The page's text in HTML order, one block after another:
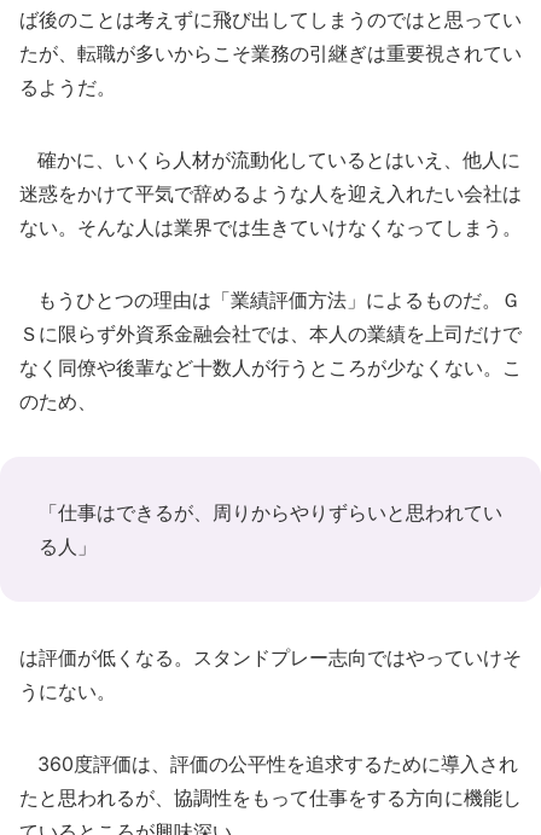
ば後のことは考えずに飛び出してしまうのではと思ってい
たが、転職が多いからこそ業務の引継ぎは重要視されてい
るようだ。
確かに、いくら人材が流動化しているとはいえ、他人に
迷惑をかけて平気で辞めるような人を迎え入れたい会社は
ない。そんな人は業界では生きていけなくなってしまう。
もうひとつの理由は「業績評価方法」によるものだ。Ｇ
Ｓに限らず外資系金融会社では、本人の業績を上司だけで
なく同僚や後輩など十数人が行うところが少なくない。こ
のため、
「仕事はできるが、周りからやりずらいと思われてい
る人」
は評価が低くなる。スタンドプレー志向ではやっていけそ
うにない。
360度評価は、評価の公平性を追求するために導入され
たと思われるが、協調性をもって仕事をする方向に機能し